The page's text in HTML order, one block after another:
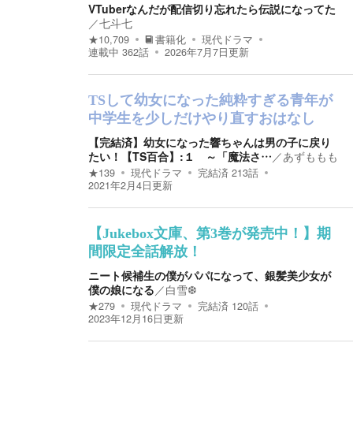
VTuberなんだが配信切り忘れたら伝説になってた
／七斗七
★10,709 書籍化
現代ドラマ
連載中 362話 2026年7月7日更新
TSして幼女になった純粋すぎる青年が
中学生を少しだけやり直すおはなし
【完結済】幼女になった響ちゃんは男の子に戻り
たい！【TS百合】:１ ～「魔法さ…／あずももも
★139 現代ドラマ 完結済 213話
2021年2月4日更新
【Jukebox文庫、第3巻が発売中！】期
間限定全話解放！
ニート候補生の僕がパパになって、銀髪美少女が
僕の娘になる／白雪❆
★279 現代ドラマ 完結済 120話
2023年12月16日更新